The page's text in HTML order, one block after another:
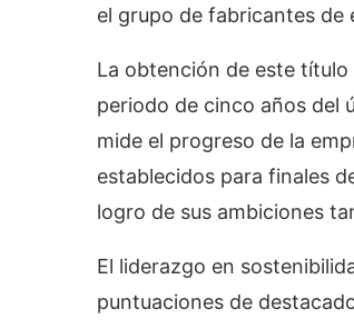
el grupo de fabricantes de
La obtención de este
periodo de cinco años del
mide el progreso de la
establecidos para finales
logro de sus ambiciones
El liderazgo en
puntuaciones de